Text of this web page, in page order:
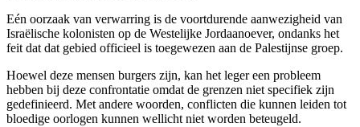
Eén oorzaak van verwarring is de voortdurende aanwezigheid van
Israëlische kolonisten op de Westelijke Jordaanoever, ondanks het
feit dat dat gebied officieel is toegewezen aan de Palestijnse groep.
Hoewel deze mensen burgers zijn, kan het leger een probleem
hebben bij deze confrontatie omdat de grenzen niet specifiek zijn
gedefinieerd. Met andere woorden, conflicten die kunnen leiden tot
bloedige oorlogen kunnen wellicht niet worden beteugeld.